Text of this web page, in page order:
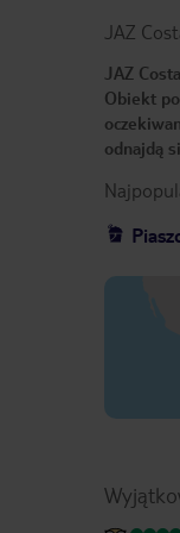
JAZ
JAZ
Obiekt
odnajdą